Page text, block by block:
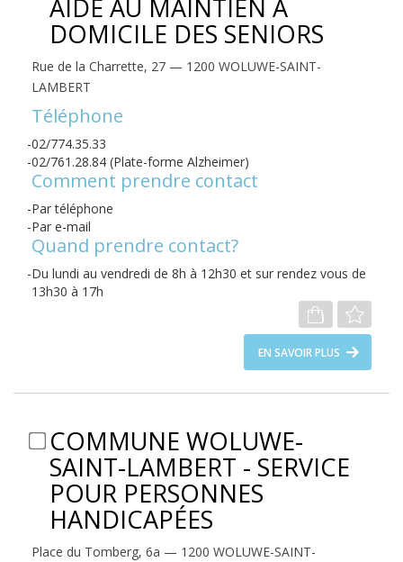
AIDE AU MAINTIEN À
DOMICILE DES SENIORS
Rue de la Charrette, 27 — 1200 WOLUWE-SAINT-
LAMBERT
Téléphone
02/774.35.33
02/761.28.84 (Plate-forme Alzheimer)
Comment prendre contact
Par téléphone
Par e-mail
Quand prendre contact?
Du lundi au vendredi de 8h à 12h30 et sur rendez vous de
13h30 à 17h
EN SAVOIR PLUS
COMMUNE WOLUWE-
SAINT-LAMBERT - SERVICE
POUR PERSONNES
HANDICAPÉES
Place du Tomberg, 6a — 1200 WOLUWE-SAINT-